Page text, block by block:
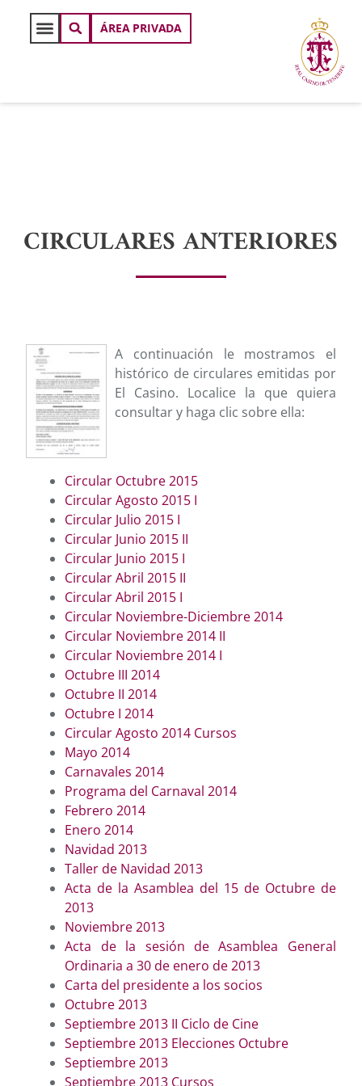
ÁREA PRIVADA
CIRCULARES ANTERIORES
A continuación le mostramos el
histórico de circulares emitidas por
El Casino. Localice la que quiera
consultar y haga clic sobre ella:
Circular Octubre 2015
Circular Agosto 2015 I
Circular Julio 2015 I
Circular Junio 2015 II
Circular Junio 2015 I
Circular Abril 2015 II
Circular Abril 2015 I
Circular Noviembre-Diciembre 2014
Circular Noviembre 2014 II
Circular Noviembre 2014 I
Octubre III 2014
Octubre II 2014
Octubre I 2014
Circular Agosto 2014 Cursos
Mayo 2014
Carnavales 2014
Programa del Carnaval 2014
Febrero 2014
Enero 2014
Navidad 2013
Taller de Navidad 2013
Acta de la Asamblea del 15 de Octubre de
2013
Noviembre 2013
Acta de la sesión de Asamblea General
Ordinaria a 30 de enero de 2013
Carta del presidente a los socios
Octubre 2013
Septiembre 2013 II Ciclo de Cine
Septiembre 2013 Elecciones Octubre
Septiembre 2013
Septiembre 2013 Cursos